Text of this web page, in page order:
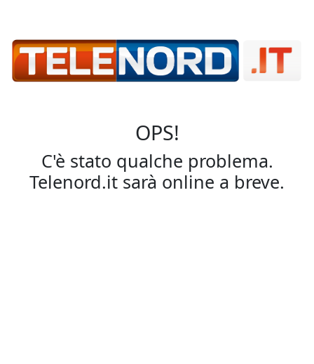
OPS!
C'è stato qualche problema.
Telenord.it sarà online a breve.